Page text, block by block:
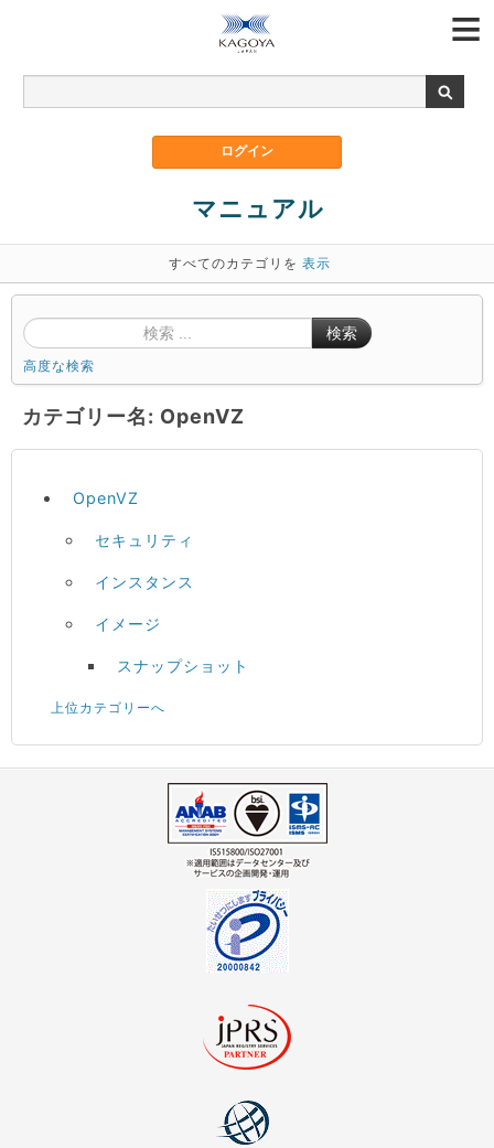
マニュアル
すべてのカテゴリを 表示
検索
高度な検索
カテゴリー名: OpenVZ
OpenVZ
セキュリティ
インスタンス
イメージ
スナップショット
上位カテゴリーへ